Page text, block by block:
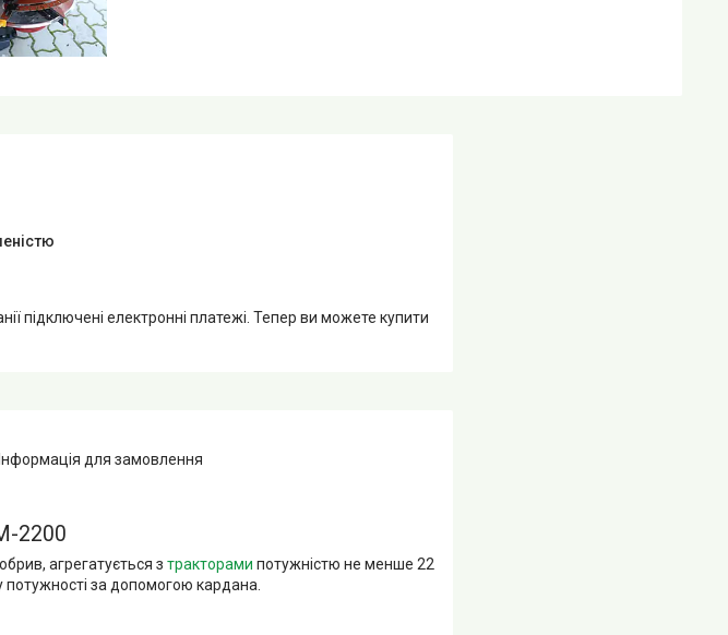
підключені електронні платежі. Тепер ви можете купити
для замовлення
2200
агрегатується з тракторами потужністю не менше 22
потужності за допомогою кардана.